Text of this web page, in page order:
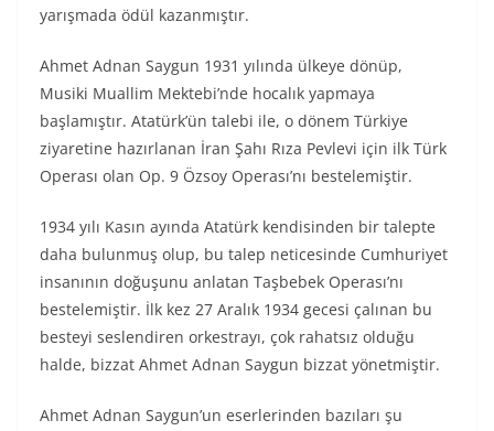
yarışmada ödül kazanmıştır.
Ahmet Adnan Saygun 1931 yılında ülkeye dönüp,
Musiki Muallim Mektebi’nde hocalık yapmaya
başlamıştır. Atatürk’ün talebi ile, o dönem Türkiye
ziyaretine hazırlanan İran Şahı Rıza Pevlevi için ilk Türk
Operası olan Op. 9 Özsoy Operası’nı bestelemiştir.
1934 yılı Kasın ayında Atatürk kendisinden bir talepte
daha bulunmuş olup, bu talep neticesinde Cumhuriyet
insanının doğuşunu anlatan Taşbebek Operası’nı
bestelemiştir. İlk kez 27 Aralık 1934 gecesi çalınan bu
besteyi seslendiren orkestrayı, çok rahatsız olduğu
halde, bizzat Ahmet Adnan Saygun bizzat yönetmiştir.
Ahmet Adnan Saygun’un eserlerinden bazıları şu